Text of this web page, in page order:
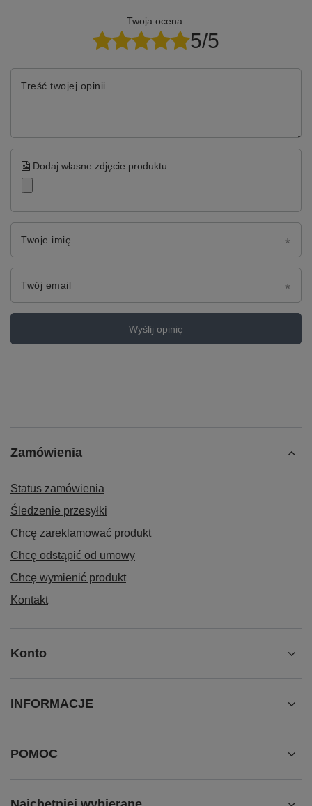
Twoja ocena:
5/5
Treść twojej opinii
Dodaj własne zdjęcie produktu:
Twoje imię
Twój email
Wyślij opinię
Zamówienia
Status zamówienia
Śledzenie przesyłki
Chcę zareklamować produkt
Chcę odstąpić od umowy
Chcę wymienić produkt
Kontakt
Konto
INFORMACJE
POMOC